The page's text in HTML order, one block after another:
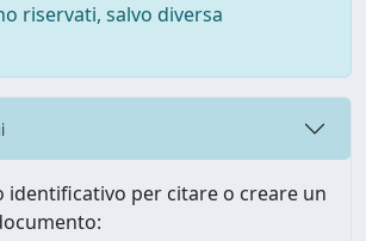
riservati, salvo diversa
identificativo per citare o creare un